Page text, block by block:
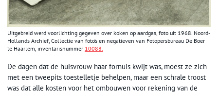
Uitgebreid werd voorlichting gegeven over koken op aardgas, foto uit 1968. Noord-
Hollands Archief, Collectie van foto’s en negatieven van Fotopersbureau De Boer
te Haarlem, inventarisnummer 10088.
De dagen dat de huisvrouw haar fornuis kwijt was, moest ze zich
met een tweepits toestelletje behelpen, maar een schrale troost
was dat alle kosten voor het ombouwen voor rekening van de